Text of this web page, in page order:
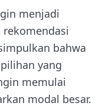
menjadi
bahwa
yang
memulai
modal besar.